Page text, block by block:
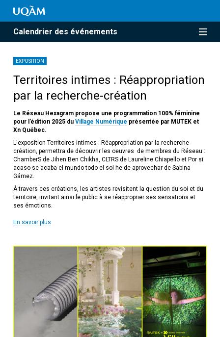
Calendrier des événements
EXPOSITION
Territoires intimes : Réappropriation
par la recherche-création
Le Réseau Hexagram propose une programmation 100% féminine
pour l’édition 2025 du Village Numérique présentée par MUTEK et
Xn Québec.
L'exposition Territoires intimes : Réappropriation par la recherche-
création, permettra de découvrir les oeuvres de membres du Réseau :
ChamberS de Jihen Ben Chikha, CLTRS de Laureline Chiapello et Por si
acaso se acaba el mundo todo el sol he de aprovechar de Sabina
Gámez.
À travers ces créations, les artistes revisitent la question du soi et du
territoire, invitant ainsi le public à se réapproprier ses sensations et
ses émotions.
En savoir plus